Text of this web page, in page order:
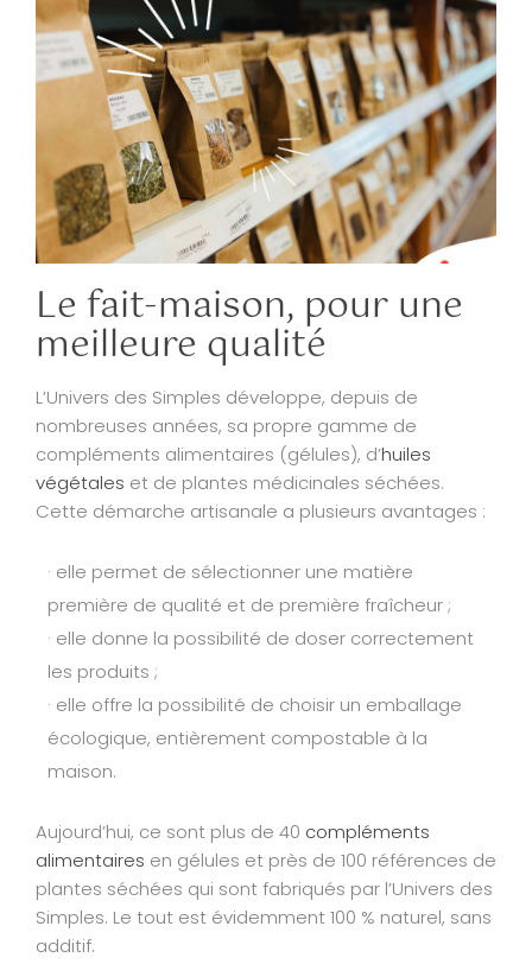
Le fait-maison, pour une
meilleure qualité
L’Univers des Simples développe, depuis de
nombreuses années, sa propre gamme de
compléments alimentaires (gélules), d’huiles
végétales et de plantes médicinales séchées.
Cette démarche artisanale a plusieurs avantages :
· elle permet de sélectionner une matière
première de qualité et de première fraîcheur ;
· elle donne la possibilité de doser correctement
les produits ;
· elle offre la possibilité de choisir un emballage
écologique, entièrement compostable à la
maison.
Aujourd’hui, ce sont plus de 40 compléments
alimentaires en gélules et près de 100 références de
plantes séchées qui sont fabriqués par l’Univers des
Simples. Le tout est évidemment 100 % naturel, sans
additif.